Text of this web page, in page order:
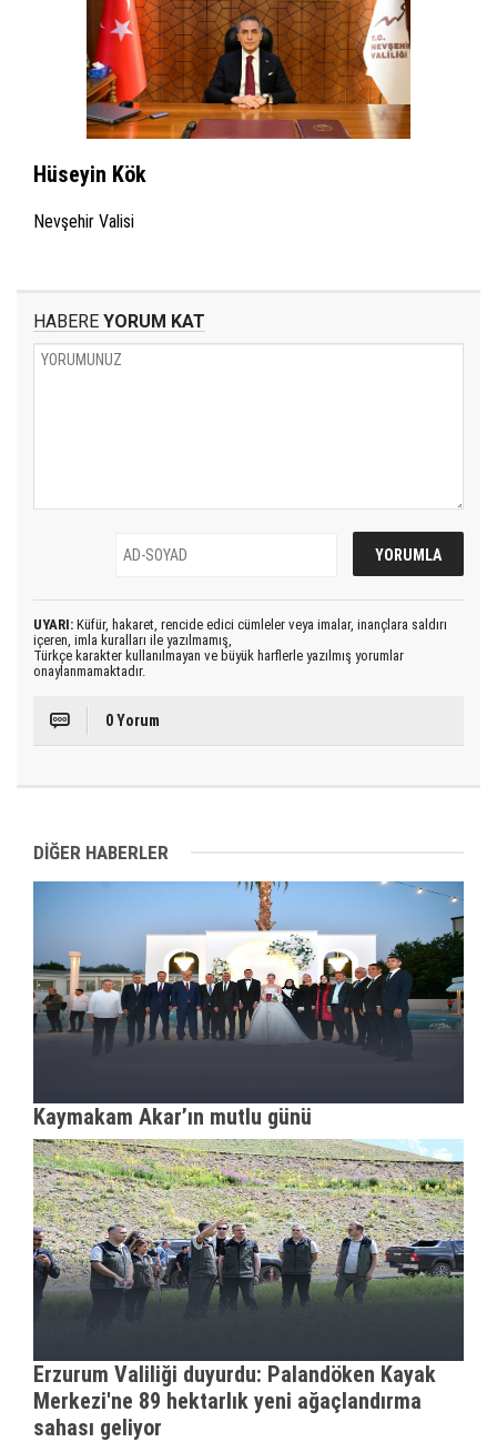
Hüseyin Kök
Nevşehir Valisi
HABERE YORUM KAT
UYARI: Küfür, hakaret, rencide edici cümleler veya imalar, inançlara saldırı
içeren, imla kuralları ile yazılmamış,
Türkçe karakter kullanılmayan ve büyük harflerle yazılmış yorumlar
onaylanmamaktadır.
0 Yorum
DİĞER HABERLER
Kaymakam Akar’ın mutlu günü
Erzurum Valiliği duyurdu: Palandöken Kayak
Merkezi'ne 89 hektarlık yeni ağaçlandırma
sahası geliyor